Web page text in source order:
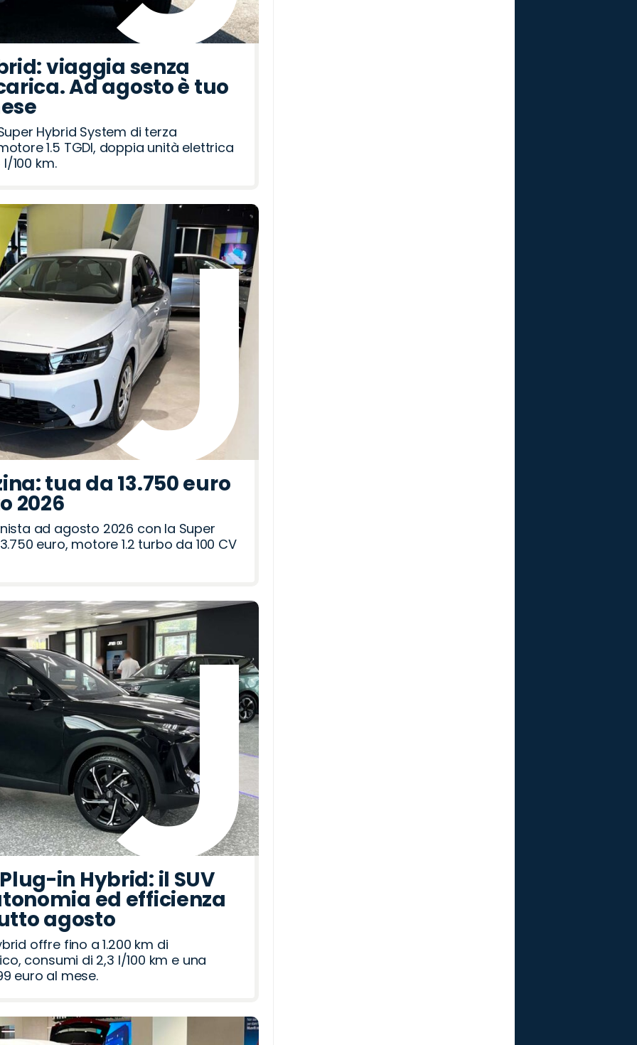
viaggia senza
Ad agosto è tuo
Hybrid System di terza
1.5 TGDI, doppia unità elettrica
100 km.
tua da 13.750 euro
2026
ad agosto 2026 con la Super
euro, motore 1.2 turbo da 100 CV
in Hybrid: il SUV
ed efficienza
agosto
offre fino a 1.200 km di
consumi di 2,3 l/100 km e una
euro al mese.